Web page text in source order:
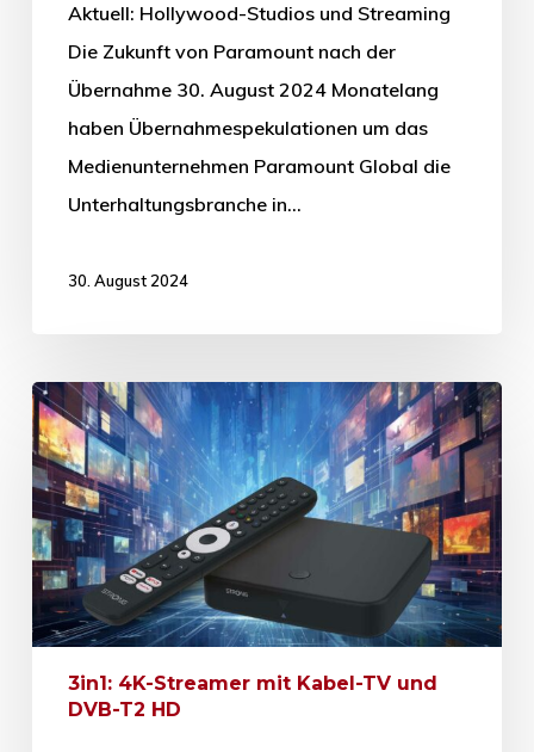
Aktuell: Hollywood-Studios und Streaming
Die Zukunft von Paramount nach der
Übernahme 30. August 2024 Monatelang
haben Übernahmespekulationen um das
Medienunternehmen Paramount Global die
Unterhaltungsbranche in…
30. August 2024
3in1: 4K-Streamer mit Kabel-TV und
DVB-T2 HD